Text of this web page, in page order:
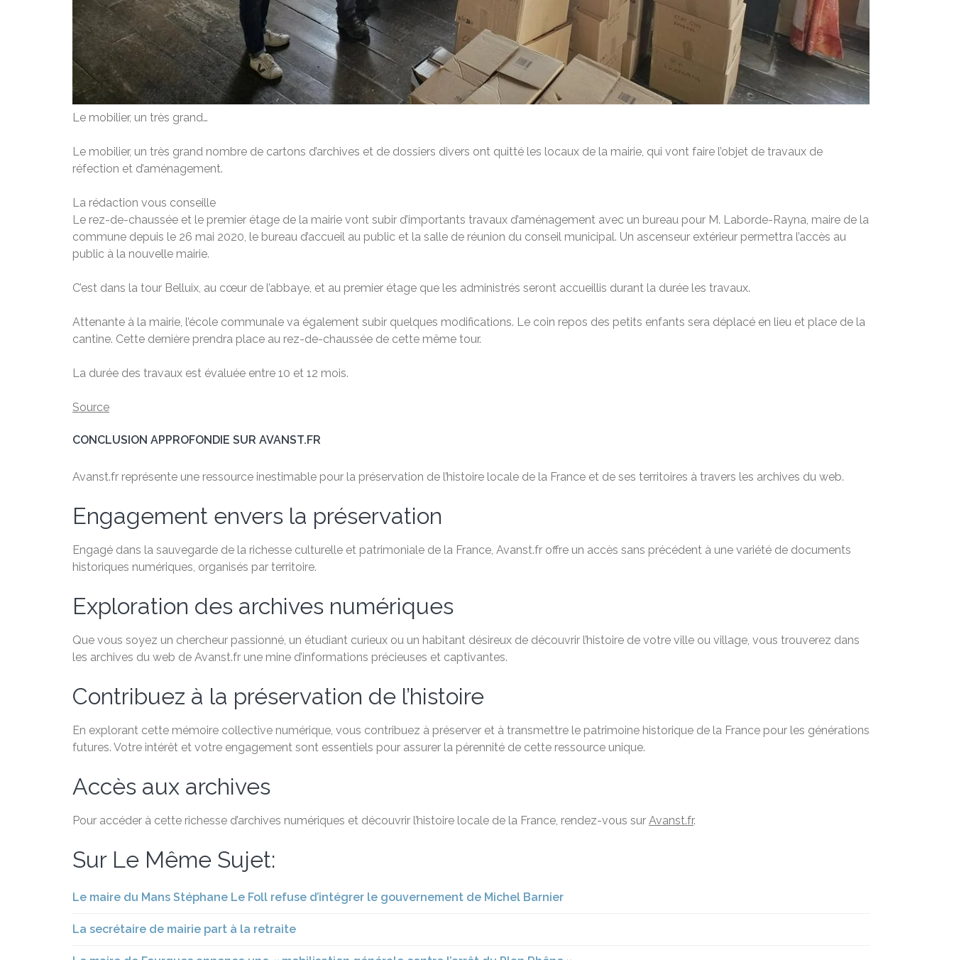
Le mobilier, un très grand…
Le mobilier, un très grand nombre de cartons d’archives et de dossiers divers ont quitté les locaux de la mairie, qui vont faire l’objet de travaux de
réfection et d’aménagement.
La rédaction vous conseille
Le rez-de-chaussée et le premier étage de la mairie vont subir d’importants travaux d’aménagement avec un bureau pour M. Laborde-Rayna, maire de la
commune depuis le 26 mai 2020, le bureau d’accueil au public et la salle de réunion du conseil municipal. Un ascenseur extérieur permettra l’accès au
public à la nouvelle mairie.
C’est dans la tour Belluix, au cœur de l’abbaye, et au premier étage que les administrés seront accueillis durant la durée les travaux.
Attenante à la mairie, l’école communale va également subir quelques modifications. Le coin repos des petits enfants sera déplacé en lieu et place de la
cantine. Cette dernière prendra place au rez-de-chaussée de cette même tour.
La durée des travaux est évaluée entre 10 et 12 mois.
Source
CONCLUSION APPROFONDIE SUR AVANST.FR
Avanst.fr représente une ressource inestimable pour la préservation de l’histoire locale de la France et de ses territoires à travers les archives du web.
Engagement envers la préservation
Engagé dans la sauvegarde de la richesse culturelle et patrimoniale de la France, Avanst.fr offre un accès sans précédent à une variété de documents
historiques numériques, organisés par territoire.
Exploration des archives numériques
Que vous soyez un chercheur passionné, un étudiant curieux ou un habitant désireux de découvrir l’histoire de votre ville ou village, vous trouverez dans
les archives du web de Avanst.fr une mine d’informations précieuses et captivantes.
Contribuez à la préservation de l’histoire
En explorant cette mémoire collective numérique, vous contribuez à préserver et à transmettre le patrimoine historique de la France pour les générations
futures. Votre intérêt et votre engagement sont essentiels pour assurer la pérennité de cette ressource unique.
Accès aux archives
Pour accéder à cette richesse d’archives numériques et découvrir l’histoire locale de la France, rendez-vous sur Avanst.fr.
Sur Le Même Sujet:
Le maire du Mans Stéphane Le Foll refuse d’intégrer le gouvernement de Michel Barnier
La secrétaire de mairie part à la retraite